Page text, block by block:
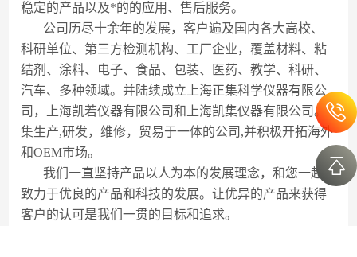
稳定的产品以及*的的应用、售后服务。
公司历尽十余年的发展，客户遍及国内各大高校、
科研单位、第三方检测机构、工厂企业，覆盖材料、粘
结剂、涂料、电子、食品、包装、医药、教学、科研、
汽车、多种领域。并陆续成立上海正集科学仪器有限公
司，上海凯若仪器有限公司和上海凯集仪器有限公司。
集生产,研发，维修，贸易于一体的公司 ,并积极开拓海外
和OEM市场。
我们一直坚持产品以人为本的发展理念，和您一起
致力于优良的产品和科技的发展。让优异的产品来获得
客户的认可是我们一贯的目标和追求。